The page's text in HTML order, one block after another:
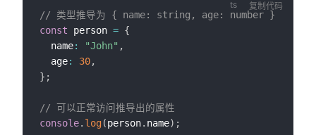
// 类型推导为 { name: string, age: number }
const person = {
  name
: "John" ,
  age
: 30,
} ;
// 可以正常访问推导出的属性
console. log(person. name) ;
复制代码